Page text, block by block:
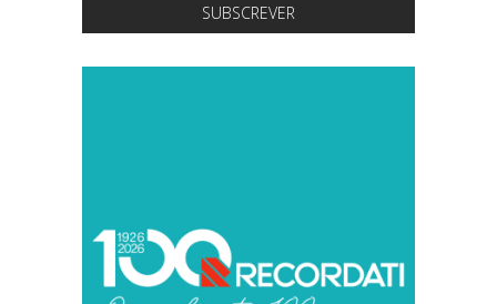
SUBSCREVER